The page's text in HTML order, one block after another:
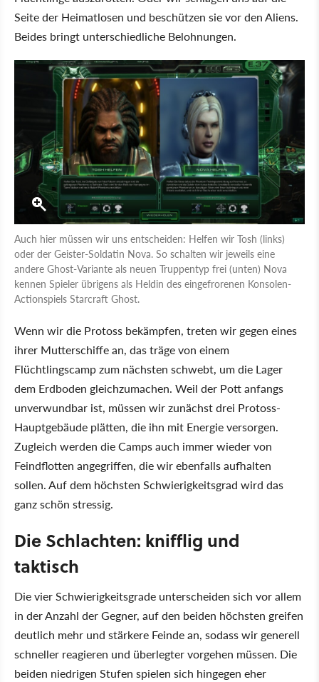
Seite der Heimatlosen und beschützen sie vor den Aliens.
Beides bringt unterschiedliche Belohnungen.
Auch hier müssen wir uns entscheiden: Helfen wir Tosh (links)
oder der Geister-Soldatin Nova. So schalten wir jeweils eine
andere Ghost-Variante als neuen Truppentyp frei (unten) Nova
kennen Spieler übrigens als Heldin des eingefrorenen Konsolen-
Actionspiels Starcraft Ghost.
Wenn wir die Protoss bekämpfen, treten wir gegen eines
ihrer Mutterschiffe an, das träge von einem
Flüchtlingscamp zum nächsten schwebt, um die Lager
dem Erdboden gleichzumachen. Weil der Pott anfangs
unverwundbar ist, müssen wir zunächst drei Protoss-
Hauptgebäude plätten, die ihn mit Energie versorgen.
Zugleich werden die Camps auch immer wieder von
Feindflotten angegriffen, die wir ebenfalls aufhalten
sollen. Auf dem höchsten Schwierigkeitsgrad wird das
ganz schön stressig.
Die Schlachten: knifflig und
taktisch
Die vier Schwierigkeitsgrade unterscheiden sich vor allem
in der Anzahl der Gegner, auf den beiden höchsten greifen
deutlich mehr und stärkere Feinde an, sodass wir generell
schneller reagieren und überlegter vorgehen müssen. Die
beiden niedrigen Stufen spielen sich hingegen eher